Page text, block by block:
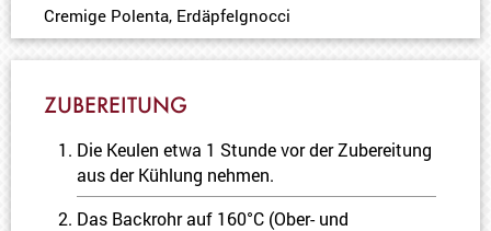
Cremige Polenta, Erdäpfelgnocci
ZUBEREITUNG
Die Keulen etwa 1 Stunde vor der Zubereitung
aus der Kühlung nehmen.
Das Backrohr auf 160°C (Ober- und